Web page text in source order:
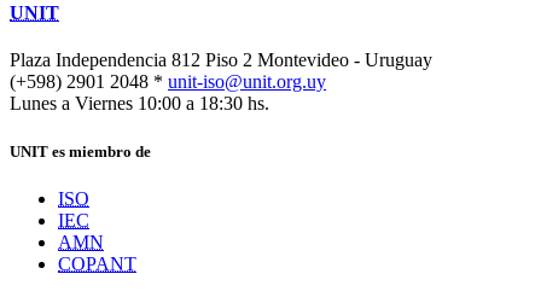
UNIT
Plaza Independencia 812 Piso 2 Montevideo - Uruguay
(+598) 2901 2048 * unit-iso@unit.org.uy
Lunes a Viernes 10:00 a 18:30 hs.
UNIT es miembro de
ISO
IEC
AMN
COPANT